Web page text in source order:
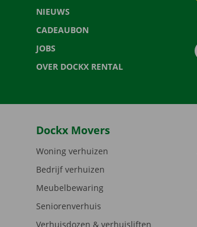
NIEUWS
CADEAUBON
JOBS
OVER DOCKX RENTAL
Dockx Movers
Woning verhuizen
Bedrijf verhuizen
Meubelbewaring
Seniorenverhuis
Verhuisdozen & verhuisliften